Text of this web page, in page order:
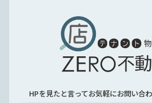
HPを見たと言ってお気軽にお問い合